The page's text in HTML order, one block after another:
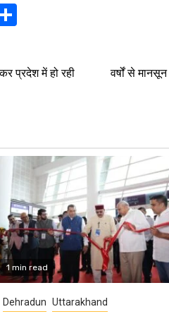
प्रदेश में हो रही
वर्षों से
1 min read
Dehradun Uttarakhand